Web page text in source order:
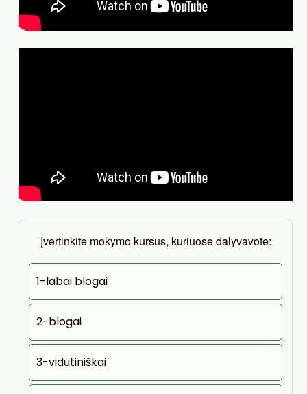
Įvertinkite mokymo kursus, kuriuose dalyvavote:
1-labai blogai
2-blogai
3-vidutiniškai